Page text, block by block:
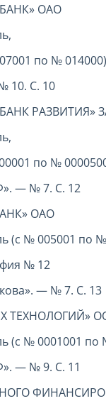
ОАО
по №
10. С. 10
РАЗВИТИЯ»
по №
— № 7. С. 12
ОАО
(с № 005001 по
№ 12
— № 7. С. 13
ТЕХНОЛОГИЙ»
(с № 0001001
— № 9. С. 11